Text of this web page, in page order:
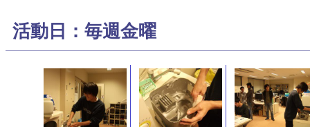
活動日：毎週金曜